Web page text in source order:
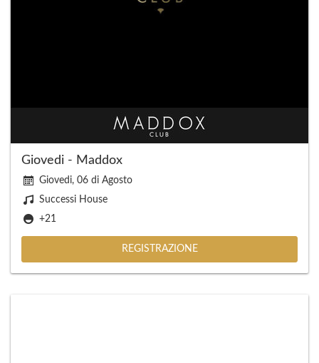
Giovedi - Maddox
Giovedi, 06 di Agosto
Successi House
+21
REGISTRAZIONE